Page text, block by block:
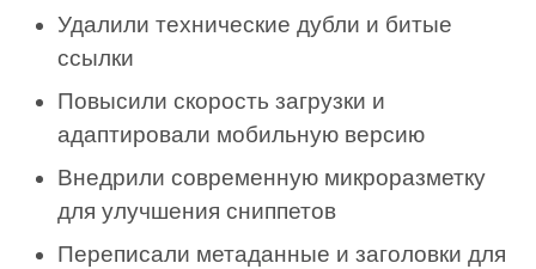
Удалили технические дубли и битые
ссылки
Повысили скорость загрузки и
адаптировали мобильную версию
Внедрили современную микроразметку
для улучшения сниппетов
Переписали метаданные и заголовки для